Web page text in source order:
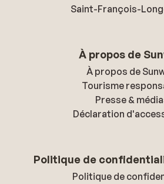
Saint-François-
À propos de
À propos de
Tourisme
Presse &
Déclaration
Politique de
Politique de